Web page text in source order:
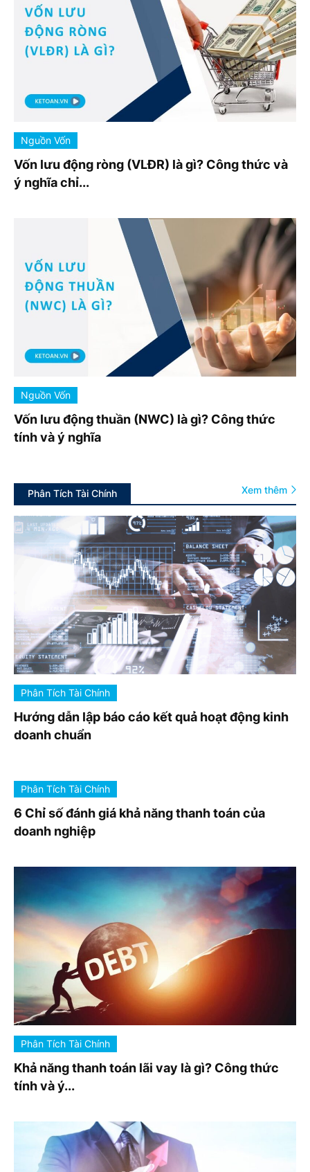
Nguồn Vốn
Vốn lưu động ròng (VLĐR) là gì? Công thức và
ý nghĩa chỉ...
Nguồn Vốn
Vốn lưu động thuần (NWC) là gì? Công thức
tính và ý nghĩa
Phân Tích Tài Chính Xem thêm
Phân Tích Tài Chính
Hướng dẫn lập báo cáo kết quả hoạt động kinh
doanh chuẩn
Phân Tích Tài Chính
6 Chỉ số đánh giá khả năng thanh toán của
doanh nghiệp
Phân Tích Tài Chính
Khả năng thanh toán lãi vay là gì? Công thức
tính và ý...